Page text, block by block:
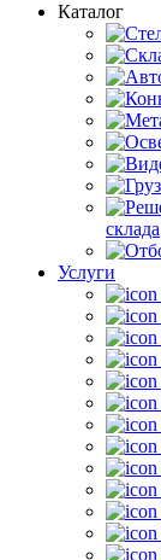
Каталог
склада
Услуги